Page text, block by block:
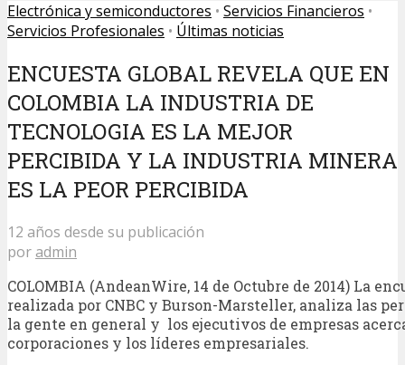
Electrónica y semiconductores • Servicios Financieros •
Servicios Profesionales • Últimas noticias
ENCUESTA GLOBAL REVELA QUE EN
COLOMBIA LA INDUSTRIA DE
TECNOLOGIA ES LA MEJOR
PERCIBIDA Y LA INDUSTRIA MINERA
ES LA PEOR PERCIBIDA
12 años desde su publicación
poradmin
COLOMBIA (AndeanWire, 14 de Octubre de 2014) La
realizada por CNBC y Burson-Marsteller, analiza las
la gente en general y los ejecutivos de empresas
corporaciones y los líderes empresariales.